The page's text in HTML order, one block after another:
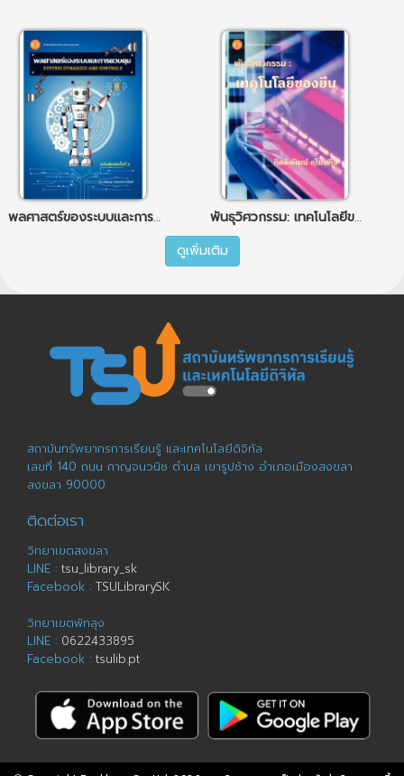
พลศาสตร์ของระบบและการควบคุม
พันธุวิศวกรรม: เทคโนโลยีของยีน
ดูเพิ่มเติม
สถาบันทรัพยากรการเรียนรู้ และเทคโนโลยีดิจิทัล
เลขที่ 140 ถนน กาญจนวนิช ตำบล เขารูปช้าง อำเภอเมืองสงขลา
สงขลา 90000
ติดต่อเรา
วิทยาเขตสงขลา
LINE : tsu_library_sk
Facebook : TSULibrarySK
วิทยาเขตพัทลุง
LINE : 0622433895
Facebook : tsulib.pt